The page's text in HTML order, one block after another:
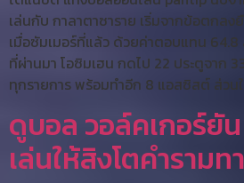
เล่นกับ กาลาตาซาราย เริ่มจากข้อตกล
เมื่อซัมเมอร์ที่แล้ว ด้วยค่าตอบแทน
ที่ผ่านมา โอซิมเฮน กดไป 22 ประตูจาก
ทุกรายการ พร้อมทำอีก 8 แอสซิสต์ ส่วน
ดูบอล วอล์คเกอร์ยั
เล่นให้สิงโตคำรามท